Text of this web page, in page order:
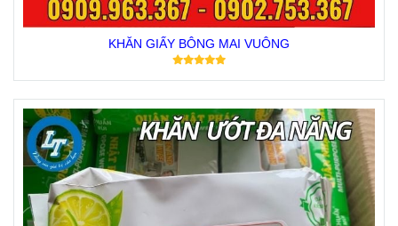
KHĂN GIẤY BÔNG MAI VUÔNG